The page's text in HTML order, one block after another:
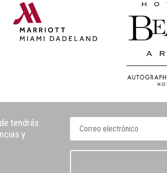
tendrás
y